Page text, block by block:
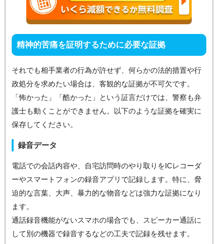
精神的苦痛を証明するために必要な証拠
それでも相手業者の行為が許せず、何らかの法的措置や行
政処分を求めたい場合は、客観的な証拠が不可欠です。
「怖かった」「酷かった」という証言だけでは、警察も弁
護士も動くことができません。以下のような証拠を確実に
保存してください。
録音データ
電話での会話内容や、自宅訪問時のやり取りをICレコーダ
ーやスマートフォンの録音アプリで記録します。特に、脅
迫的な言葉、大声、暴力的な物音などは強力な証拠になり
ます。
通話録音機能がないスマホの場合でも、スピーカー通話に
して別の機器で録音するなどの工夫で記録を残せます。